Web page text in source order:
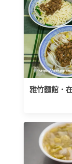
雅竹麵館．